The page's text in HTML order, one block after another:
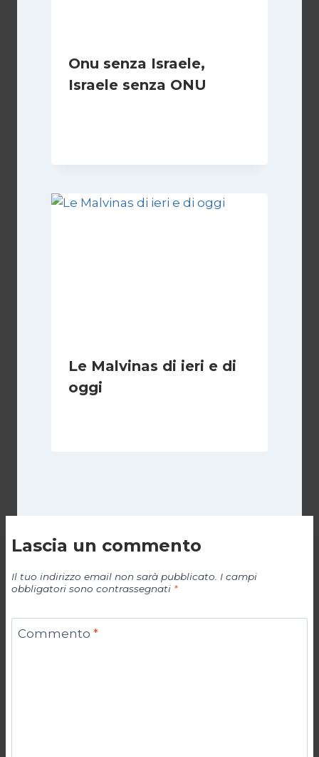
Onu senza Israele,
Israele senza ONU
Le Malvinas di ieri e di
oggi
Lascia un commento
Il tuo indirizzo email non sarà pubblicato. I campi
obbligatori sono contrassegnati *
Commento *